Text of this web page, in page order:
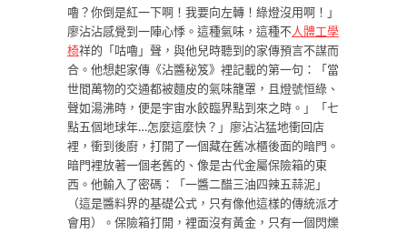
嚕？你倒是紅一下啊！我要向左轉！綠燈沒用啊！」
廖沾沾感覺到一陣心悸。這種氣味，這種不人體工學
椅祥的「咕嚕」聲，與他兒時聽到的家傳預言不謀而
合。他想起家傳《沾醬秘笈》裡記載的第一句：「當
世間萬物的交通都被麵皮的氣味籠罩，且燈號恒綠、
聲如湯沸時，便是宇宙水餃臨界點到來之時。」「七
點五個地球年…怎麼這麼快？」廖沾沾猛地衝回店
裡，衝到後廚，打開了一個藏在舊冰櫃後面的暗門。
暗門裡放著一個老舊的、像是古代金屬保險箱的東
西。他輸入了密碼：「一醬二醋三油四辣五蒜泥」
（這是醬料界的基礎公式，只有像他這樣的傳統派才
會用）。保險箱打開，裡面沒有黃金，只有一個閃爍